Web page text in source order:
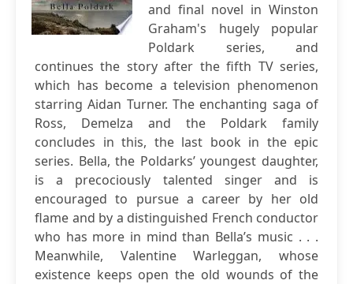
and final novel in Winston
Graham's hugely popular
Poldark series, and
continues the story after the fifth TV series,
which has become a television phenomenon
starring Aidan Turner. The enchanting saga of
Ross, Demelza and the Poldark family
concludes in this, the last book in the epic
series. Bella, the Poldarks’ youngest daughter,
is a precociously talented singer and is
encouraged to pursue a career by her old
flame and by a distinguished French conductor
who has more in mind than Bella’s music . . .
Meanwhile, Valentine Warleggan, whose
existence keeps open the old wounds of the